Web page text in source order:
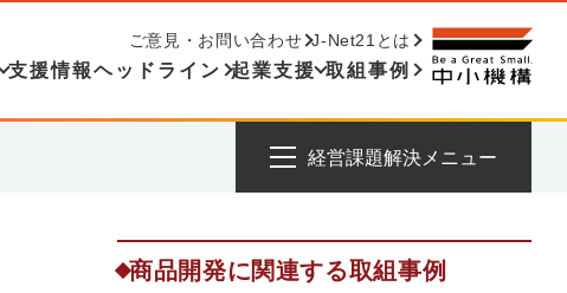
支援情報ヘッドライン 起業支援 取組事例
ご意見・お問い合わせ J-Net21とは
経営課題解決メニュー
商品開発に関連する取組事例